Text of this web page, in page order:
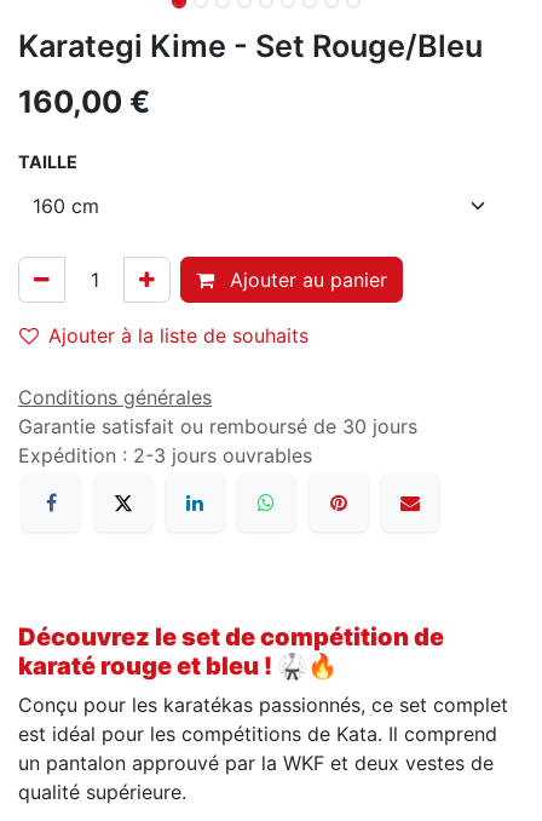
Karategi Kime - Set Rouge/Bleu
160,00 €
TAILLE
Ajouter au panier
Ajouter à la liste de souhaits
Conditions générales
Garantie satisfait ou remboursé de 30 jours
Expédition : 2-3 jours ouvrables
Découvrez le set de compétition de
karaté rouge et bleu ! 🥋🔥
Conçu pour les karatékas passionnés, ce set complet
est idéal pour les compétitions de Kata. Il comprend
un pantalon approuvé par la WKF et deux vestes de
qualité supérieure.